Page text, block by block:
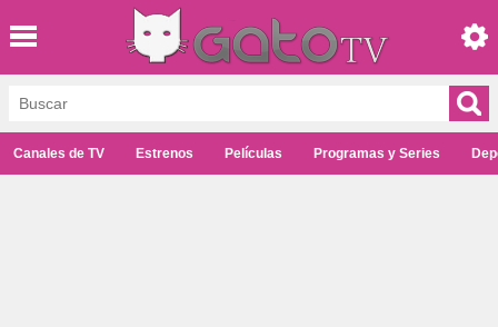
Canales de TV Estrenos Películas Programas y Series